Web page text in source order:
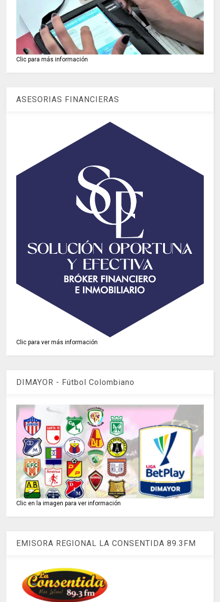
Clic para más información
ASESORIAS FINANCIERAS
Clic para ver más información
DIMAYOR - Fútbol Colombiano
Clic en la imagen para ver información
EMISORA REGIONAL LA CONSENTIDA 89.3FM